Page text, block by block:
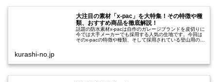
大注目の素材「x-pac」を大特集！その特徴や種
類、おすすめ商品を徹底解説！
話題の防水素材x-pacは自作のガレージブランドを皮切りに
今では大手メーカーでも採用する人気の生地です。今回は
そのx-pacの特徴や種類、そして採用されている登山用のザ
kurashi-no.jp